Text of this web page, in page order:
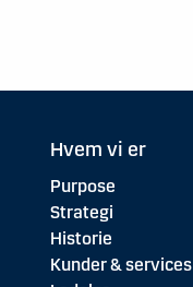
Hvem vi er
Purpose
Strategi
Historie
Kunder & services